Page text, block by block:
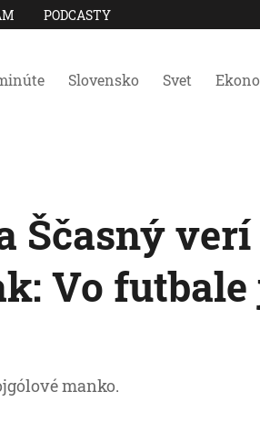
PODCASTY
Slovensko Svet
Ščasný
Vo futbale
manko.